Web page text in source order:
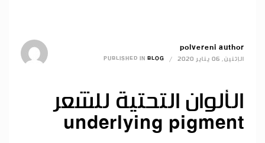
polvereni author
الإثنين, 06 يناير 2020 /
PUBLISHED IN BLOG
الألوان التحتية للشعر
underlying pigment